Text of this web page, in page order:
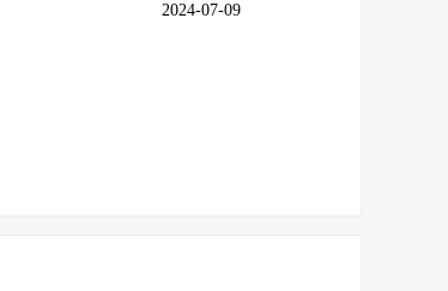
2024-07-09